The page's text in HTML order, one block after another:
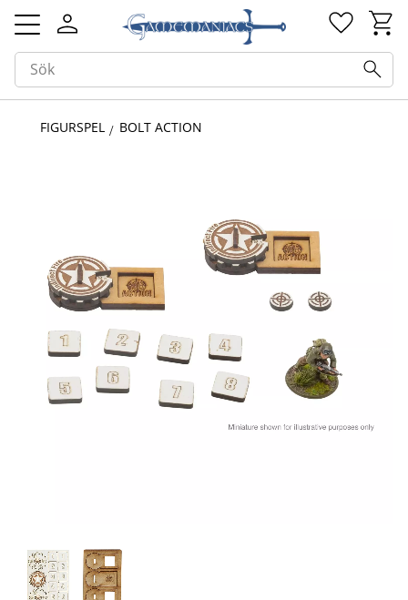
Meny
FIGURSPEL BOLT ACTION